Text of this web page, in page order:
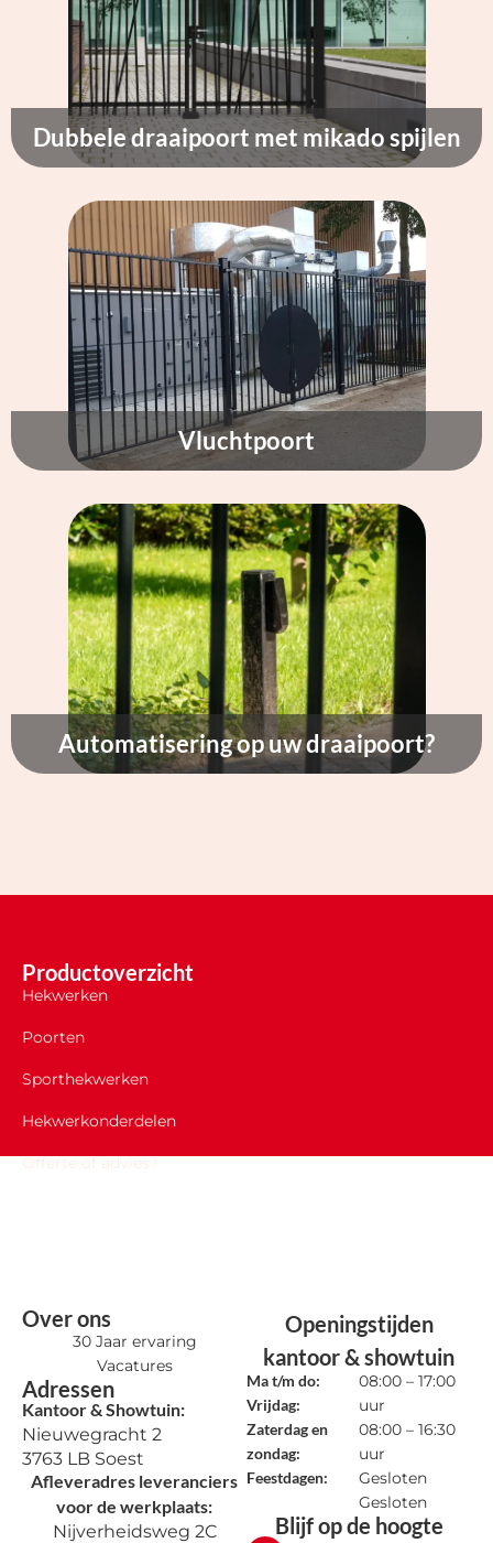
Dubbele draaipoort met mikado spijlen
Vluchtpoort
Automatisering op uw draaipoort?
Productoverzicht
Hekwerken
Poorten
Sporthekwerken
Hekwerkonderdelen
Offerte of advies?
Over ons
30 Jaar ervaring
Vacatures
Adressen
Kantoor & Showtuin:
Nieuwegracht 2
3763 LB Soest
Afleveradres leveranciers
voor de werkplaats:
Nijverheidsweg 2C
Openingstijden
kantoor & showtuin
Ma t/m do:
Vrijdag:
Zaterdag en
zondag:
Feestdagen:
08:00 – 17:00
uur
08:00 – 16:30
uur
Gesloten
Gesloten
Blijf op de hoogte